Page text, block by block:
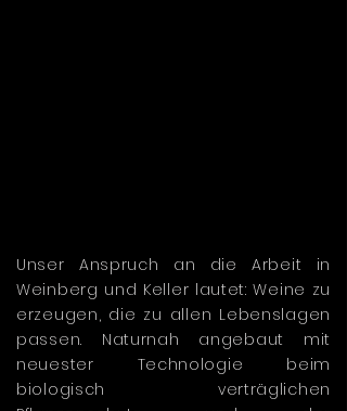
Unser Anspruch an die Arbeit in
Weinberg und Keller lautet: Weine zu
erzeugen, die zu allen Lebenslagen
passen. Naturnah angebaut mit
neuester Technologie beim
biologisch verträglichen